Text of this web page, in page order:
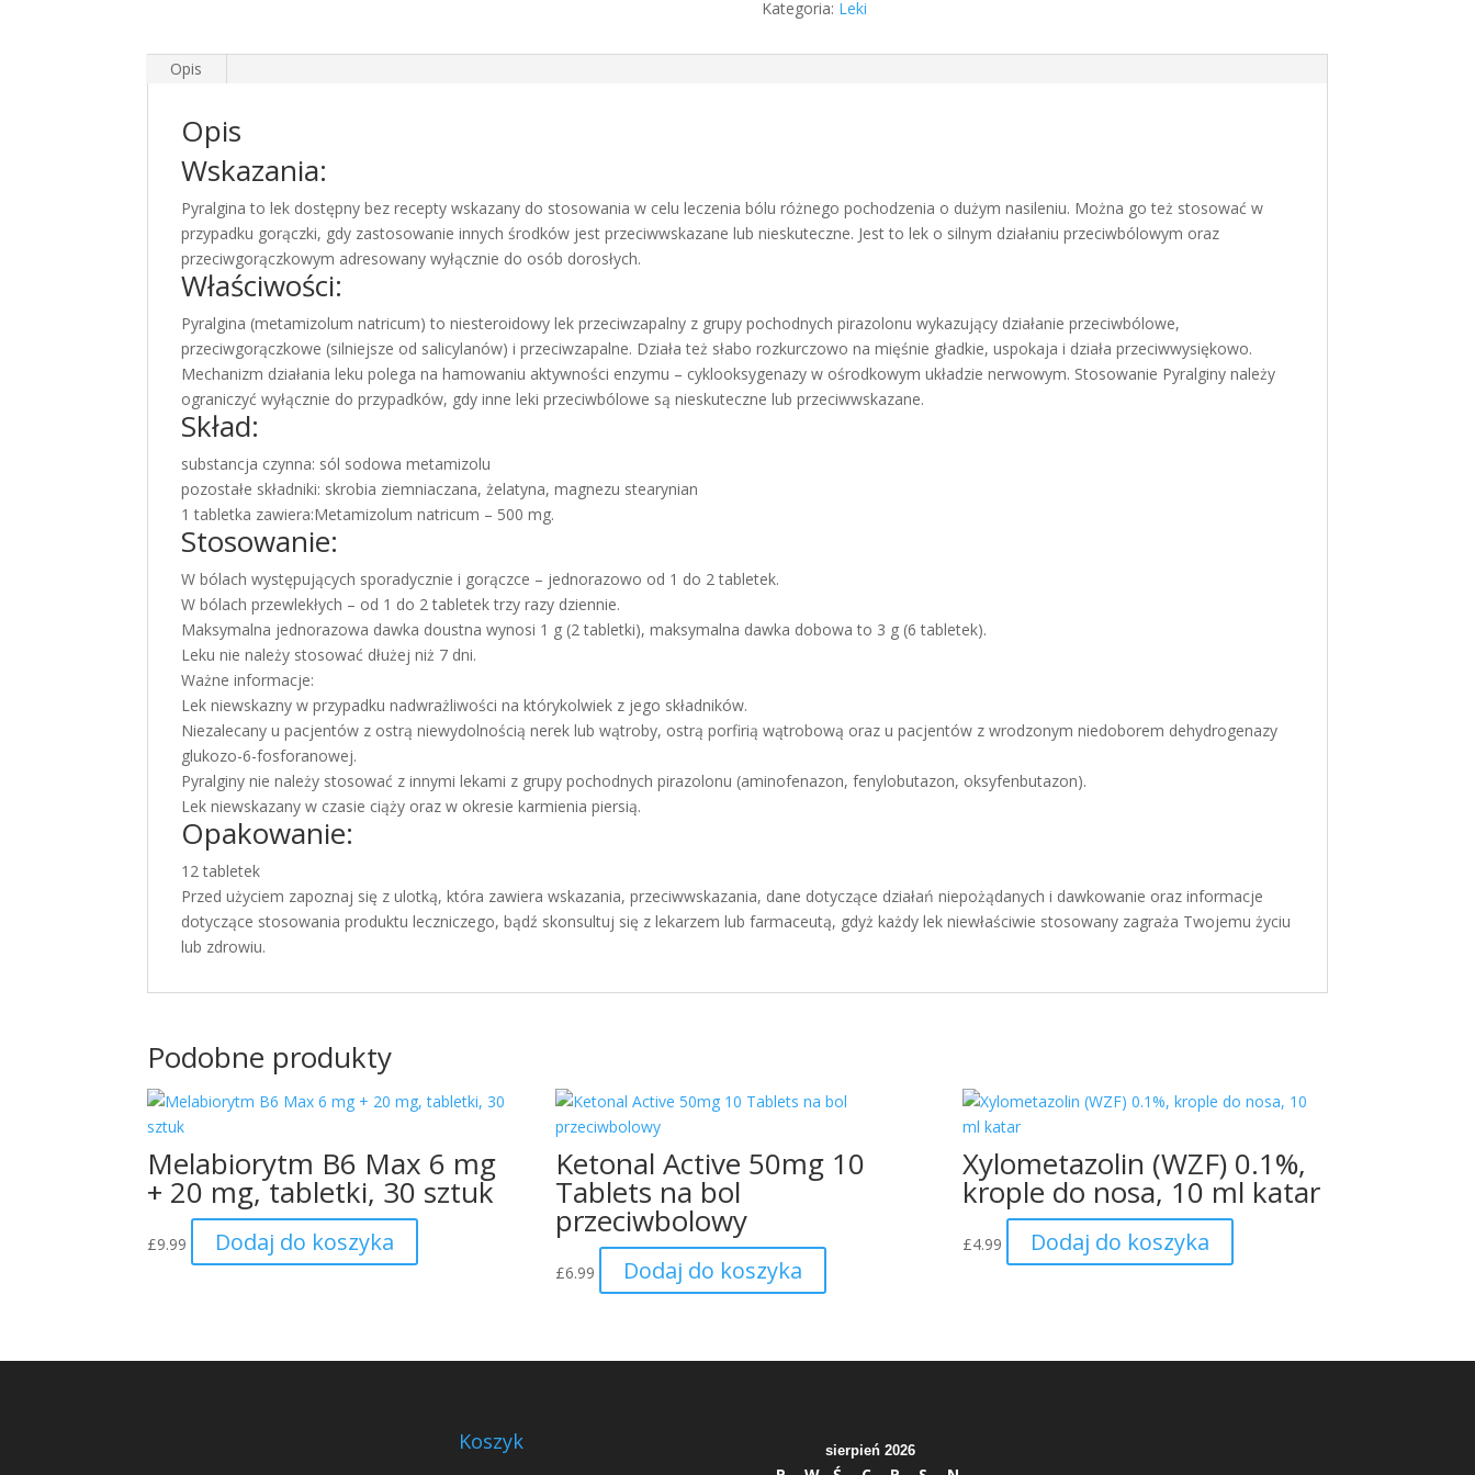
Kategoria: Leki
Opis
Opis
Wskazania:
Pyralgina to lek dostępny bez recepty wskazany do stosowania w celu leczenia bólu różnego pochodzenia o dużym nasileniu. Można go też stosować w
przypadku gorączki, gdy zastosowanie innych środków jest przeciwwskazane lub nieskuteczne. Jest to lek o silnym działaniu przeciwbólowym oraz
przeciwgorączkowym adresowany wyłącznie do osób dorosłych.
Właściwości:
Pyralgina (metamizolum natricum) to niesteroidowy lek przeciwzapalny z grupy pochodnych pirazolonu wykazujący działanie przeciwbólowe,
przeciwgorączkowe (silniejsze od salicylanów) i przeciwzapalne. Działa też słabo rozkurczowo na mięśnie gładkie, uspokaja i działa przeciwwysiękowo.
Mechanizm działania leku polega na hamowaniu aktywności enzymu – cyklooksygenazy w ośrodkowym układzie nerwowym. Stosowanie Pyralginy należy
ograniczyć wyłącznie do przypadków, gdy inne leki przeciwbólowe są nieskuteczne lub przeciwwskazane.
Skład:
substancja czynna: sól sodowa metamizolu
pozostałe składniki: skrobia ziemniaczana, żelatyna, magnezu stearynian
1 tabletka zawiera:Metamizolum natricum – 500 mg.
Stosowanie:
W bólach występujących sporadycznie i gorączce – jednorazowo od 1 do 2 tabletek.
W bólach przewlekłych – od 1 do 2 tabletek trzy razy dziennie.
Maksymalna jednorazowa dawka doustna wynosi 1 g (2 tabletki), maksymalna dawka dobowa to 3 g (6 tabletek).
Leku nie należy stosować dłużej niż 7 dni.
Ważne informacje:
Lek niewskazny w przypadku nadwrażliwości na którykolwiek z jego składników.
Niezalecany u pacjentów z ostrą niewydolnością nerek lub wątroby, ostrą porfirią wątrobową oraz u pacjentów z wrodzonym niedoborem dehydrogenazy
glukozo-6-fosforanowej.
Pyralginy nie należy stosować z innymi lekami z grupy pochodnych pirazolonu (aminofenazon, fenylobutazon, oksyfenbutazon).
Lek niewskazany w czasie ciąży oraz w okresie karmienia piersią.
Opakowanie:
12 tabletek
Przed użyciem zapoznaj się z ulotką, która zawiera wskazania, przeciwwskazania, dane dotyczące działań niepożądanych i dawkowanie oraz informacje
dotyczące stosowania produktu leczniczego, bądź skonsultuj się z lekarzem lub farmaceutą, gdyż każdy lek niewłaściwie stosowany zagraża Twojemu życiu
lub zdrowiu.
Podobne produkty
Melabiorytm B6 Max 6 mg
+ 20 mg, tabletki, 30 sztuk
£9.99 Dodaj do koszyka
Ketonal Active 50mg 10
Tablets na bol
przeciwbolowy
£6.99 Dodaj do koszyka
Xylometazolin (WZF) 0.1%,
krople do nosa, 10 ml katar
£4.99 Dodaj do koszyka
Koszyk sierpień 2026